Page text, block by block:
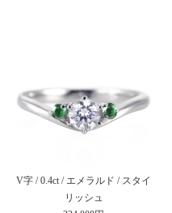
V字 / 0.4ct / エメラルド / スタイ
リッシュ